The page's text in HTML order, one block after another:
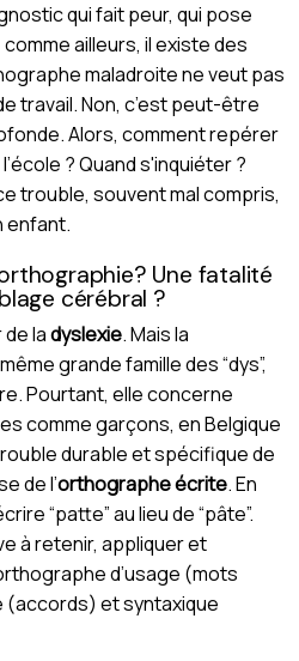
qui fait peur, qui pose
ailleurs, il existe des
maladroite ne veut pas
travail. Non, c’est peut-être
Alors, comment repérer
? Quand s'inquiéter ?
trouble, souvent mal compris,
enfant.
Une fatalité
cérébral ?
ladyslexie. Mais la
grande famille des “dys”,
Pourtant, elle concerne
comme garçons, en Belgique
durable et spécifique de
de l’orthographe écrite. En
“patte” au lieu de “pâte”.
à retenir, appliquer et
d’usage (mots
(accords) et syntaxique